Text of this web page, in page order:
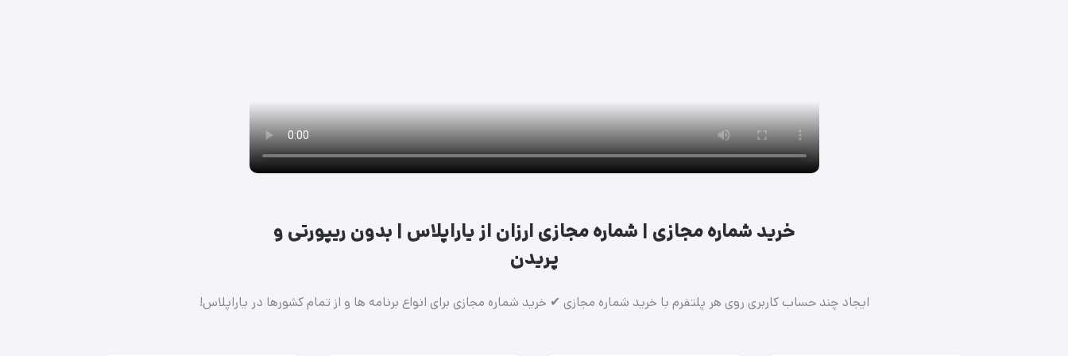
خرید شماره مجازی | شماره مجازی ارزان از یاراپلاس | بدون ریپورتی و
پریدن
ایجاد چند حساب کاربری روی هر پلتفرم با خرید شماره مجازی ✔ خرید شماره مجازی برای انواع برنامه ها و از تمام کشورها در یاراپلاس!